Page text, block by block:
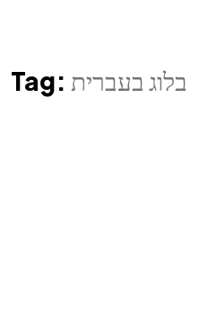
Tag: בלוג בעברית